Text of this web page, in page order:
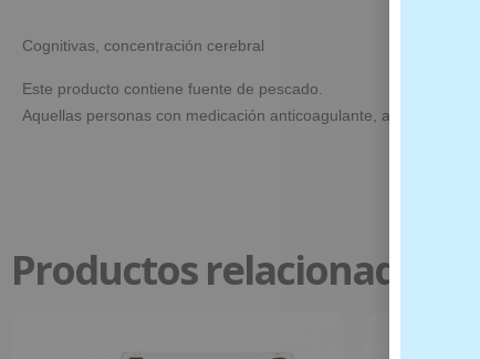
Cognitivas, concentración cerebral
Este producto contiene fuente de pescado.
Aquellas personas con medicación anticoagulante, al comenzar
Productos relacionados